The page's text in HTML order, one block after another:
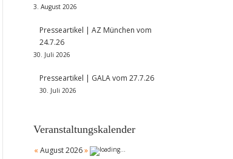
3. August 2026
Presseartikel | AZ München vom
24.7.26
30. Juli 2026
Presseartikel | GALA vom 27.7.26
30. Juli 2026
Veranstaltungskalender
« August 2026 »